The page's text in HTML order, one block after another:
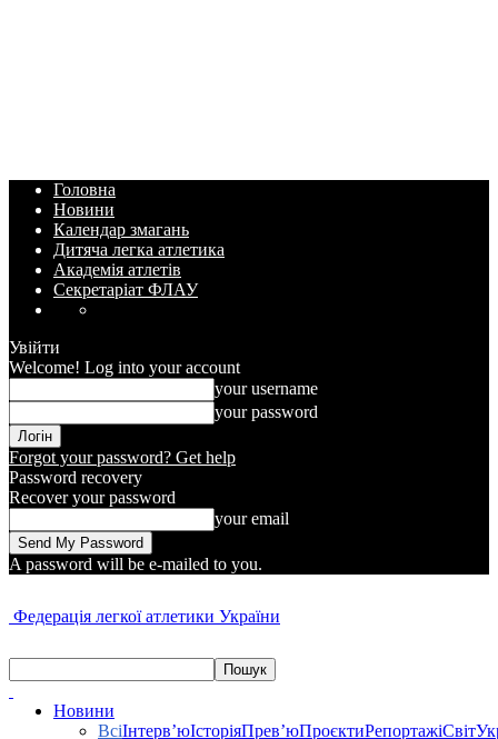
Головна
Новини
Календар змагань
Дитяча легка атлетика
Академія атлетів
Секретаріат ФЛАУ
Увійти
Welcome! Log into your account
your username
your password
Forgot your password? Get help
Password recovery
Recover your password
your email
A password will be e-mailed to you.
Федерація легкої атлетики України
Новини
ВсіІнтерв’юІсторіяПрев’юПроєктиРепортажіСвіт